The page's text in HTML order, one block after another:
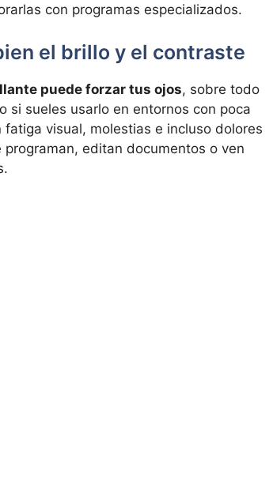
con programas especializados.
el brillo y el contraste
puede forzar tus ojos, sobre todo
si sueles usarlo en entornos con poca
visual, molestias e incluso dolores
editan documentos o ven